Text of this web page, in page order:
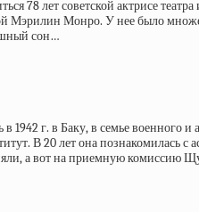
78 лет советской актрисе
Мэрилин Монро. У нее было
сон…
1942 г. в Баку, в семье
В 20 лет она познакомилась
а вот на приемную комиссию